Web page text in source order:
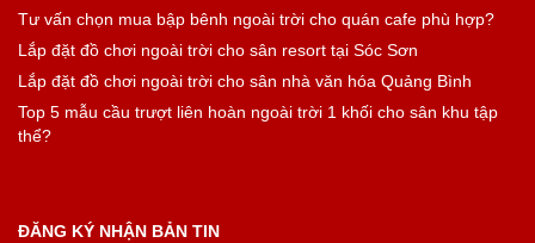
Tư vấn chọn mua bập bênh ngoài trời cho quán cafe phù hợp?
Lắp đặt đồ chơi ngoài trời cho sân resort tại Sóc Sơn
Lắp đặt đồ chơi ngoài trời cho sân nhà văn hóa Quảng Bình
Top 5 mẫu cầu trượt liên hoàn ngoài trời 1 khối cho sân khu tập
thể?
ĐĂNG KÝ NHẬN BẢN TIN